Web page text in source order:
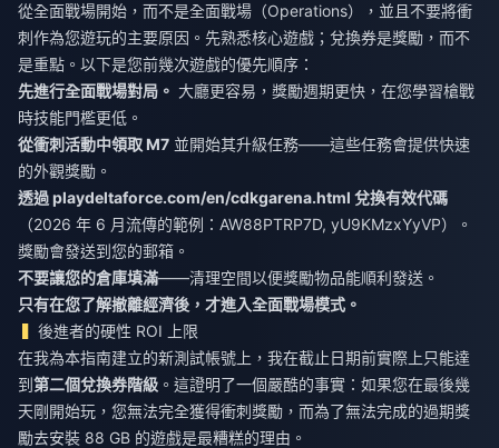
從全面戰場開始，而不是全面戰場（Operations），並且不要將衝
刺作為您遊玩的主要原因。先熟悉核心遊戲；兌換券是獎勵，而不
是重點。以下是您前幾次遊戲的優先順序：
先進行全面戰場對局。 大廳更容易，獎勵週期更快，在您學習槍戰
時技能門檻更低。
從衝刺活動中領取 M7 並開始其升級任務——這些任務會提供快速
的外觀獎勵。
透過 playdeltaforce.com/en/cdkgarena.html 兌換有效代碼
（2026 年 6 月流傳的範例：AW88PTRP7D, yU9KMzxYyVP）。
獎勵會發送到您的郵箱。
不要讓您的倉庫填滿——清理空間以便獎勵物品能順利發送。
只有在您了解撤離經濟後，才進入全面戰場模式。
後進者的硬性 ROI 上限
在我為本指南建立的新測試帳號上，我在截止日期前實際上只能達
到第二個兌換券階級 。這證明了一個嚴酷的事實：如果您在最後幾
天剛開始玩，您無法完全獲得衝刺獎勵，而為了無法完成的過期獎
勵去安裝 88 GB 的遊戲是最糟糕的理由。